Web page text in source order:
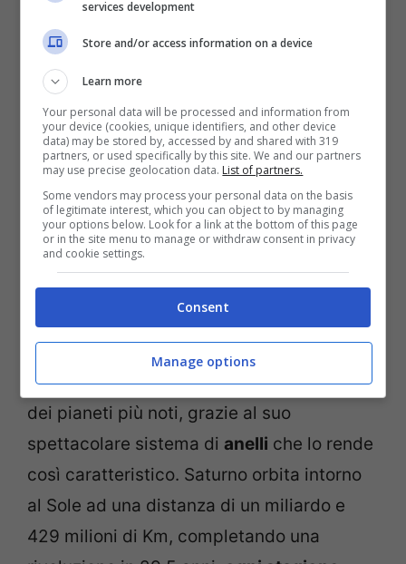
Giove
Saturno e infine Marte
, che sorgerà
in tarda serata a oriente”, spiegano ancora
dall’Unione Astrofili Italiani. Marte sorgerà
in tarda serata ad oriente.
Tutti con il naso all’insù questa sera a
vedere Saturno e gli altri pianeti.
Saturno: il pianeta
Saturno è il
grandezza
del Sistema Solare dopo Giove,
al quale somiglia per molti aspetti. È uno
dei pianeti più noti, grazie al suo
spettacolare sistema di anelli che lo rende
così caratteristico. Saturno orbita intorno
al Sole ad una distanza di un miliardo e
429 milioni di Km, completando una
services development
Store and/or access information on a device
Learn more
Your personal data will be processed and information from
your device (cookies, unique identifiers, and other device
data) may be stored by, accessed by and shared with 319
partners, or used specifically by this site. We and our partners
may use precise geolocation data. List of partners.
Some vendors may process your personal data on the basis
of legitimate interest, which you can object to by managing
your options below. Look for a link at the bottom of this page
or in the site menu to manage or withdraw consent in privacy
and cookie settings.
Consent
Manage options